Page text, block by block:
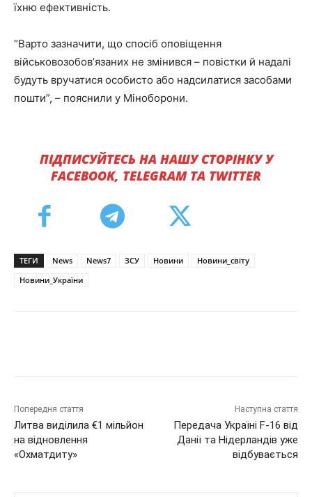
їхню ефективність.
“Варто зазначити, що спосіб оповіщення
військовозобовʼязаних не змінився – повістки й надалі
будуть вручатися особисто або надсилатися засобами
пошти”, – пояснили у Міноборони.
ПІДПИСУЙТЕСЬ НА НАШУ СТОРІНКУ У
FACEBOOK, TELEGRAM ТА TWITTER
ТЕГИ News News7 ЗСУ Новини
Новини_світу
Новини_України
Попередня стаття
Литва виділила €1 мільйон
на відновлення
«Охматдиту»
Наступна стаття
Передача Україні F-16 від
Данії та Нідерландів уже
відбувається